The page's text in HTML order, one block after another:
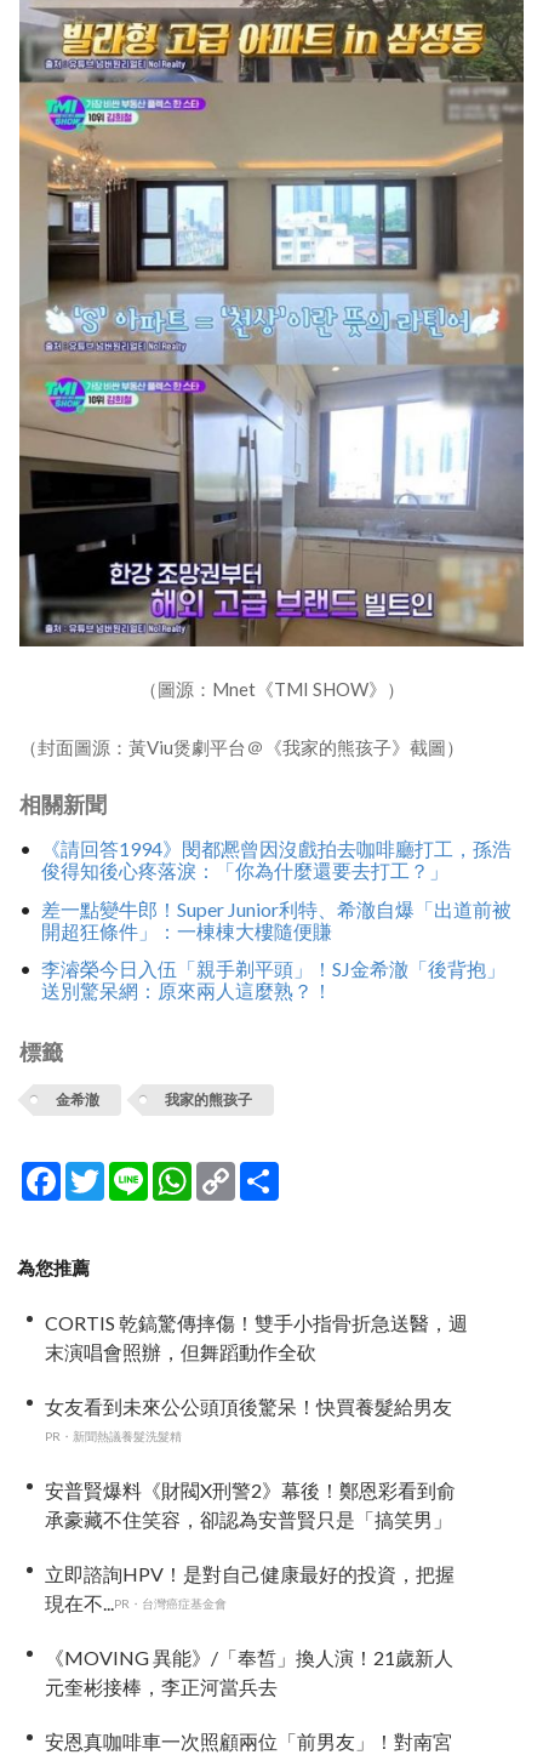
（圖源：Mnet《TMI SHOW》）
（封面圖源：黃Viu煲劇平台＠《我家的熊孩子》截圖）
相關新聞
《請回答1994》閔都凞曾因沒戲拍去咖啡廳打工，孫浩
俊得知後心疼落淚：「你為什麼還要去打工？」
差一點變牛郎！Super Junior利特、希澈自爆「出道前被
開超狂條件」：一棟棟大樓隨便賺
李濬榮今日入伍「親手剃平頭」！SJ金希澈「後背抱」
送別驚呆網：原來兩人這麼熟？！
標籤
金希澈 我家的熊孩子
Facebook
TwitterLine WhatsApp
Copy
Link
為您推薦
CORTIS 乾鎬驚傳摔傷！雙手小指骨折急送醫，週
末演唱會照辦，但舞蹈動作全砍
女友看到未來公公頭頂後驚呆！快買養髮給男友
PR・新聞熱議養髮洗髮精
安普賢爆料《財閥X刑警2》幕後！鄭恩彩看到俞
承豪藏不住笑容，卻認為安普賢只是「搞笑男」
立即諮詢HPV！是對自己健康最好的投資，把握
現在不...PR・台灣癌症基金會
《MOVING 異能》/「奉皙」換人演！21歲新人
元奎彬接棒，李正河當兵去
安恩真咖啡車一次照顧兩位「前男友」！對南宮